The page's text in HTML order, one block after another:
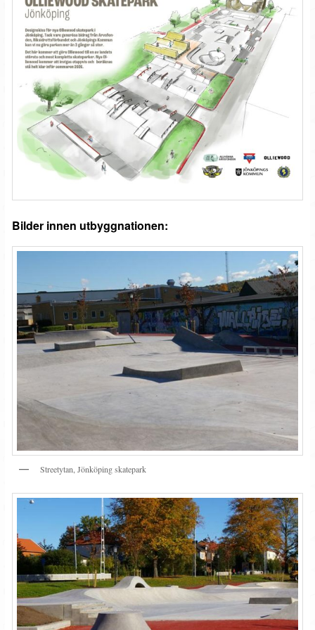
Bilder innen utbyggnationen:
Streetytan, Jönköping skatepark